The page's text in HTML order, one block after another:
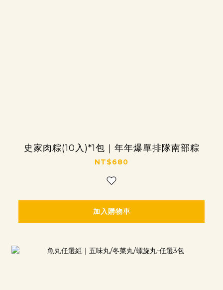
史家肉粽(10入)*1包｜年年爆單排隊南部粽
NT$680
加入購物車